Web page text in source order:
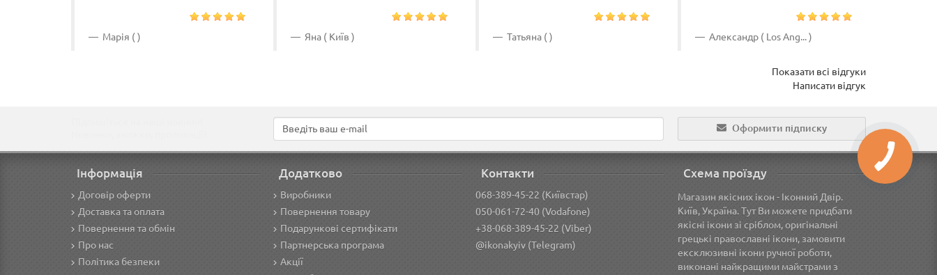
Марія ( ) Яна ( Київ ) Татьяна ( ) Александр ( Los Ang... )
Показати всі відгуки
Написати відгук
Оформити підписку
Інформація
Договір оферти
Доставка та оплата
Повернення та обмін
Про нас
Політика безпеки
Додатково
Виробники
Повернення товару
Подарункові сертифікати
Партнерська програма
Акції
Контакти
068-389-45-22 (Київстар)
050-061-72-40 (Vodafone)
+38-068-389-45-22 (Viber)
@ikonakyiv (Telegram)
Схема проїзду
Магазин якісних ікон - Іконний Двір.
Київ, Україна. Тут Ви можете придбати
якісні ікони зі сріблом, оригінальні
грецькі православні ікони, замовити
ексклюзивні ікони ручної роботи,
виконані найкращими майстрами з